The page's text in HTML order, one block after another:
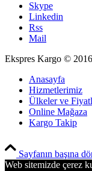
Skype
Linkedin
Rss
Mail
Ekspres Kargo ©
Anasayfa
Hizmetlerimiz
Ülkeler ve
Online Mağaza
Kargo Takip
Sayfanın başına
Web sitemizde çerez